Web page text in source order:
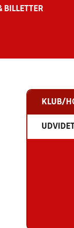
BILLETTER
KLUB/